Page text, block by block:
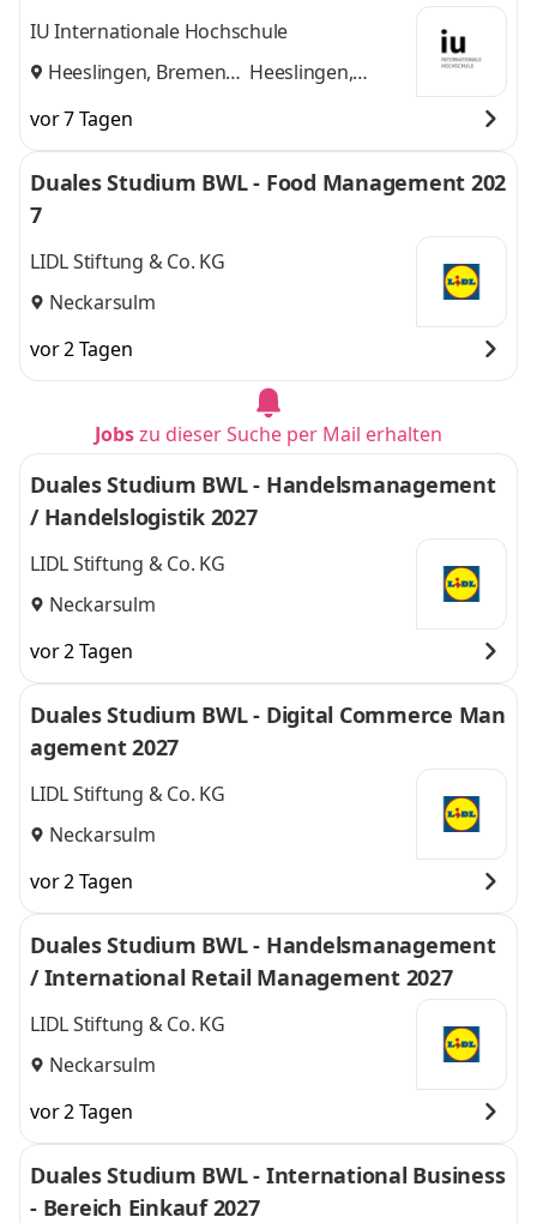
o. KG
IU Internationale Hochschule
Heeslingen, Bremen
Heeslingen,
vor 7 Tagen
Duales Studium BWL - Food Management 202
7
LIDL Stiftung & Co. KG
Neckarsulm
vor 2 Tagen
Jobszu dieser Suche per Mail erhalten
Duales Studium BWL - Handelsmanagement
/ Handelslogistik 2027
LIDL Stiftung & Co. KG
Neckarsulm
vor 2 Tagen
Duales Studium BWL - Digital Commerce Man
agement 2027
LIDL Stiftung & Co. KG
Neckarsulm
vor 2 Tagen
Duales Studium BWL - Handelsmanagement
/ International Retail Management 2027
LIDL Stiftung & Co. KG
Neckarsulm
vor 2 Tagen
Duales Studium BWL - International Business
- Bereich Einkauf 2027